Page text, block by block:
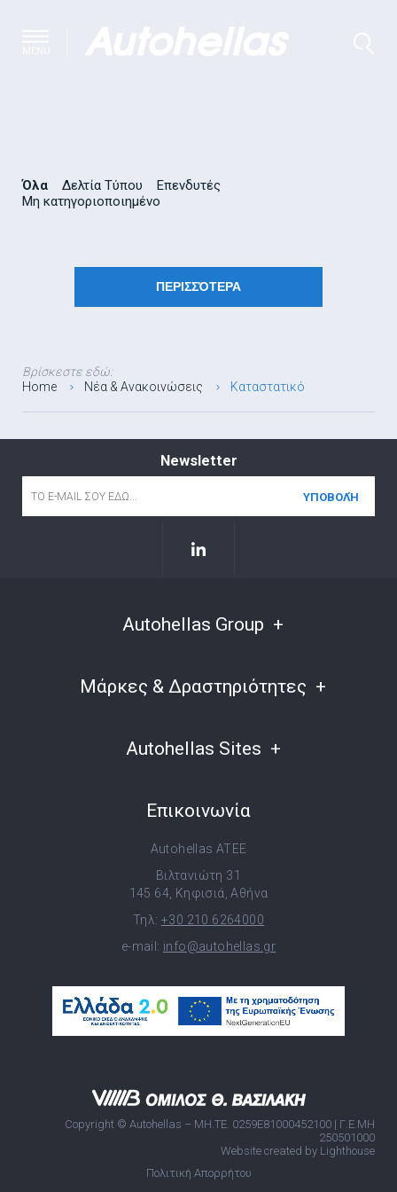
Όλα Δελτία Τύπου
Επενδυτές
Μη κατηγοριοποιημένο
ΠΕΡΙΣΣΌΤΕΡΑ
Βρίσκεστε εδώ:
Home
Νέα & Ανακοινώσεις Καταστατικό
Newsletter
Autohellas Group
Μάρκες & Δραστηριότητες
Autohellas Sites
Επικοινωνία
Autohellas ATEE
Βιλτανιώτη 31
145 64, Κηφισιά, Αθήνα
Τηλ: +30 210 6264000
e-mail: info@autohellas.gr
Copyright © Autohellas – ΜΗ.ΤΕ. 0259E81000452100 | Γ.Ε.ΜΗ
250501000
Website created by Lighthouse
Πολιτική Απορρήτου